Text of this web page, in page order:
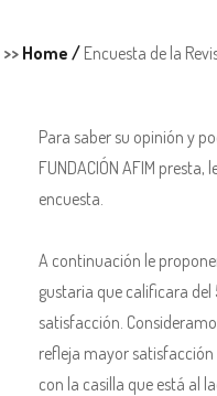
>> Home / Encuesta de la
Para saber su opinión y
FUNDACIÓN AFIM
encuesta.
A continuación le
gustaria que calificara del
satisfacción.
refleja mayor satisfacción
con la casilla que está al